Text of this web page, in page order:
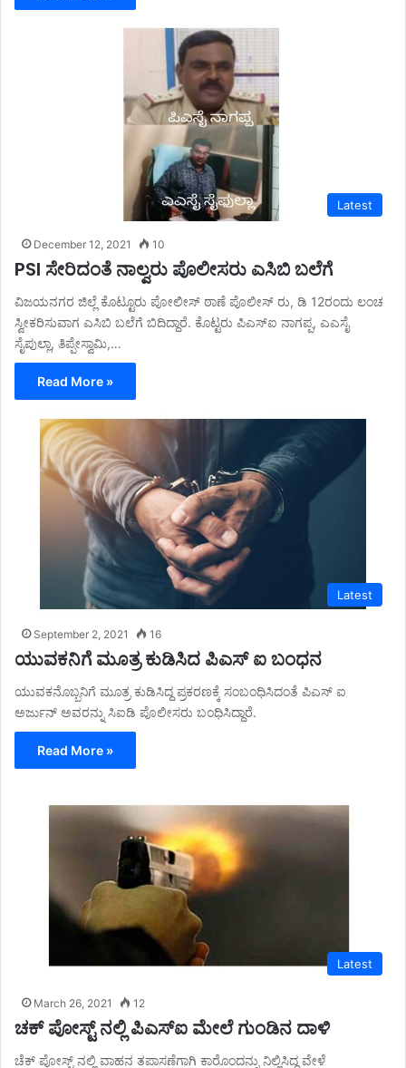
Latest
December 12, 2021 10
PSI ಸೇರಿದಂತೆ ನಾಲ್ವರು ಪೊಲೀಸರು ಎಸಿಬಿ ಬಲೆಗೆ
ವಿಜಯನಗರ ಜಿಲ್ಲೆ ಕೊಟ್ಟೂರು ಪೋಲೀಸ್ ಠಾಣೆ ಪೊಲೀಸ್ ರು, ಡಿ 12ರಂದು ಲಂಚ
ಸ್ವೀಕರಿಸುವಾಗ ಎಸಿಬಿ ಬಲೆಗೆ ಬಿದಿದ್ದಾರೆ. ಕೊಟ್ಟರು ಪಿಎಸ್ಐ ನಾಗಪ್ಪ, ಎಎಸೈ
ಸೈಪುಲ್ಲಾ, ತಿಪ್ಪೇಸ್ವಾಮಿ,…
Read More »
Latest
September 2, 2021 16
ಯುವಕನಿಗೆ ಮೂತ್ರ ಕುಡಿಸಿದ ಪಿಎಸ್ ಐ ಬಂಧನ
ಯುವಕನೊಬ್ಬನಿಗೆ ಮೂತ್ರ ಕುಡಿಸಿದ್ದ ಪ್ರಕರಣಕ್ಕೆ ಸಂಬಂಧಿಸಿದಂತೆ ಪಿಎಸ್ ಐ
ಅರ್ಜುನ್ ಅವರನ್ನು ಸಿಐಡಿ ಪೊಲೀಸರು ಬಂಧಿಸಿದ್ದಾರೆ.
Read More »
Latest
March 26, 2021 12
ಚಕ್ ಪೋಸ್ಟ್ ನಲ್ಲಿ ಪಿಎಸ್ಐ ಮೇಲೆ ಗುಂಡಿನ ದಾಳಿ
ಚೆಕ್ ಪೋಸ್ಟ್ ನಲ್ಲಿ ವಾಹನ ತಪಾಸಣೆಗಾಗಿ ಕಾರೊಂದನ್ನು ನಿಲ್ಲಿಸಿದ್ದ ವೇಳೆ